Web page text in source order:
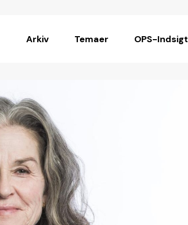
Arkiv Temaer OPS-Indsigt